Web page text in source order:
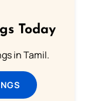
Today
in Tamil.